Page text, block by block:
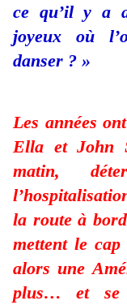
ce qu’il y a
joyeux où
danser ? »
Les années
Ella et John
matin,
la route à
mettent le
alors une
plus… et se